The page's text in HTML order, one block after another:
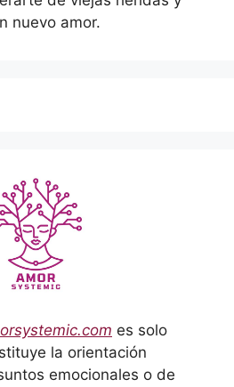
nuevo amor.
es solo
la orientación
emocionales o de